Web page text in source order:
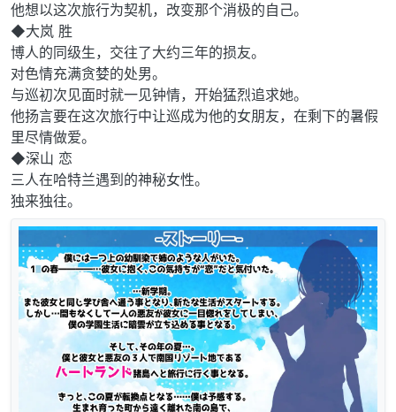
他想以这次旅行为契机，改变那个消极的自己。
◆大岚 胜
博人的同级生，交往了大约三年的损友。
对色情充满贪婪的处男。
与巡初次见面时就一见钟情，开始猛烈追求她。
他扬言要在这次旅行中让巡成为他的女朋友，在剩下的暑假
里尽情做爱。
◆深山 恋
三人在哈特兰遇到的神秘女性。
独来独往。